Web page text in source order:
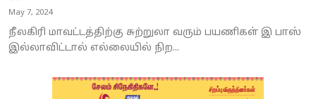
May 7, 2024
நீலகிரி மாவட்டத்திற்கு சுற்றுலா வரும் பயணிகள் இ பாஸ்
இல்லாவிட்டால் எல்லையில் நிற...